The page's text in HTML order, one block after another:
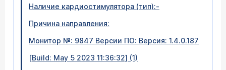
Наличие кардиостимулятора (тип):-
Причина направления:
Монитор №: 9847 Версии ПО: Версия: 1.4.0.187
[Build: May 5 2023 11:36:32] (1)